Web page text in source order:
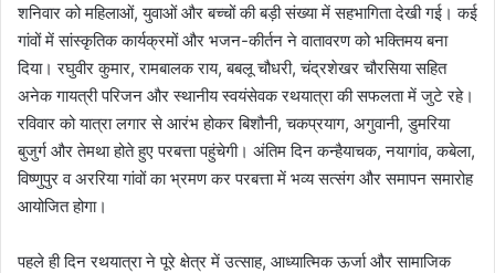
शनिवार को महिलाओं, युवाओं और बच्चों की बड़ी संख्या में सहभागिता देखी गई। कई
गांवों में सांस्कृतिक कार्यक्रमों और भजन-कीर्तन ने वातावरण को भक्तिमय बना
दिया। रघुवीर कुमार, रामबालक राय, बबलू चौधरी, चंद्रशेखर चौरसिया सहित
अनेक गायत्री परिजन और स्थानीय स्वयंसेवक रथयात्रा की सफलता में जुटे रहे।
रविवार को यात्रा लगार से आरंभ होकर बिशौनी, चकप्रयाग, अगुवानी, डुमरिया
बुजुर्ग और तेमथा होते हुए परबत्ता पहुंचेगी। अंतिम दिन कन्हैयाचक, नयागांव, कबेला,
विष्णुपुर व अररिया गांवों का भ्रमण कर परबत्ता में भव्य सत्संग और समापन समारोह
आयोजित होगा।
पहले ही दिन रथयात्रा ने पूरे क्षेत्र में उत्साह, आध्यात्मिक ऊर्जा और सामाजिक